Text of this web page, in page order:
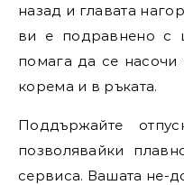
назад и главата
ви е подравнено с
помага да се насочи
корема и в ръката.
Поддържайте
позволявайки
сервиса. Вашата не-